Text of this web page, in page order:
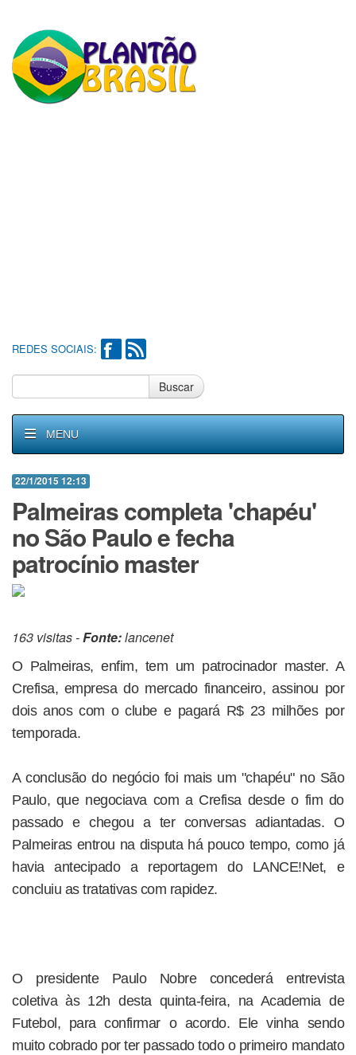
REDES SOCIAIS:
Buscar
MENU
22/1/2015 12:13
Palmeiras completa 'chapéu'
no São Paulo e fecha
patrocínio master
163 visitas -Fonte:lancenet
O Palmeiras, enfim, tem um patrocinador master. A
Crefisa, empresa do mercado financeiro, assinou por
dois anos com o clube e pagará R$ 23 milhões por
temporada.
A conclusão do negócio foi mais um "chapéu" no São
Paulo, que negociava com a Crefisa desde o fim do
passado e chegou a ter conversas adiantadas. O
Palmeiras entrou na disputa há pouco tempo, como já
havia antecipado a reportagem do LANCE!Net, e
concluiu as tratativas com rapidez.
O presidente Paulo Nobre concederá entrevista
coletiva às 12h desta quinta-feira, na Academia de
Futebol, para confirmar o acordo. Ele vinha sendo
muito cobrado por ter passado todo o primeiro mandato